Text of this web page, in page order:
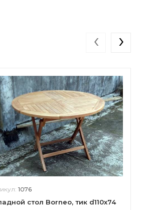
1076
стол Borneo, тик d110x74
‹ ›